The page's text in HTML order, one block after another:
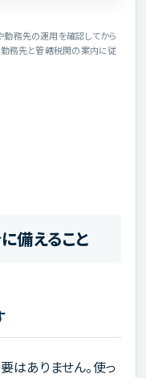
務先の運用を確認してから
勤務先と管轄税関の案内に従
備えること
はありません。使っ